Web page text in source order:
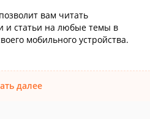
вам читать
и статьи на любые темы в
мобильного устройства.
далее